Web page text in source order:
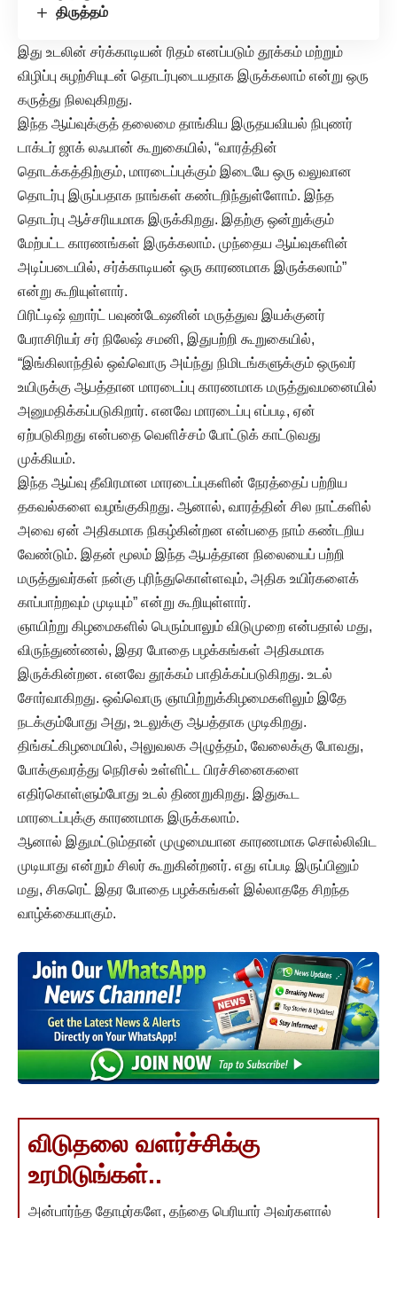
திருத்தம்
இது உடலின் சர்க்காடியன் ரிதம் எனப்படும் தூக்கம் மற்றும்
விழிப்பு சுழற்சியுடன் தொடர்புடையதாக இருக்கலாம் என்று ஒரு
கருத்து நிலவுகிறது.
இந்த ஆய்வுக்குத் தலைமை தாங்கிய இருதயவியல் நிபுணர்
டாக்டர் ஜாக் லஃபான் கூறுகையில், “வாரத்தின்
தொடக்கத்திற்கும், மாரடைப்புக்கும் இடையே ஒரு வலுவான
தொடர்பு இருப்பதாக நாங்கள் கண்டறிந்துள்ளோம். இந்த
தொடர்பு ஆச்சரியமாக இருக்கிறது. இதற்கு ஒன்றுக்கும்
மேற்பட்ட காரணங்கள் இருக்கலாம். முந்தைய ஆய்வுகளின்
அடிப்படையில், சர்க்காடியன் ஒரு காரணமாக இருக்கலாம்”
என்று கூறியுள்ளார்.
பிரிட்டிஷ் ஹார்ட் பவுண்டேஷனின் மருத்துவ இயக்குனர்
பேராசிரியர் சர் நிலேஷ் சமனி, இதுபற்றி கூறுகையில்,
“இங்கிலாந்தில் ஒவ்வொரு அய்ந்து நிமிடங்களுக்கும் ஒருவர்
உயிருக்கு ஆபத்தான மாரடைப்பு காரணமாக மருத்துவமனையில்
அனுமதிக்கப்படுகிறார். எனவே மாரடைப்பு எப்படி, ஏன்
ஏற்படுகிறது என்பதை வெளிச்சம் போட்டுக் காட்டுவது
முக்கியம்.
இந்த ஆய்வு தீவிரமான மாரடைப்புகளின் நேரத்தைப் பற்றிய
தகவல்களை வழங்குகிறது. ஆனால், வாரத்தின் சில நாட்களில்
அவை ஏன் அதிகமாக நிகழ்கின்றன என்பதை நாம் கண்டறிய
வேண்டும். இதன் மூலம் இந்த ஆபத்தான நிலையைப் பற்றி
மருத்துவர்கள் நன்கு புரிந்துகொள்ளவும், அதிக உயிர்களைக்
காப்பாற்றவும் முடியும்” என்று கூறியுள்ளார்.
ஞாயிற்று கிழமைகளில் பெரும்பாலும் விடுமுறை என்பதால் மது,
விருந்துண்ணல், இதர போதை பழக்கங்கள் அதிகமாக
இருக்கின்றன. எனவே தூக்கம் பாதிக்கப்படுகிறது. உடல்
சோர்வாகிறது. ஒவ்வொரு ஞாயிற்றுக்கிழமைகளிலும் இதே
நடக்கும்போது அது, உடலுக்கு ஆபத்தாக முடிகிறது.
திங்கட்கிழமையில், அலுவலக அழுத்தம், வேலைக்கு போவது,
போக்குவரத்து நெரிசல் உள்ளிட்ட பிரச்சினைகளை
எதிர்கொள்ளும்போது உடல் திணறுகிறது. இதுகூட
மாரடைப்புக்கு காரணமாக இருக்கலாம்.
ஆனால் இதுமட்டும்தான் முழுமையான காரணமாக சொல்லிவிட
முடியாது என்றும் சிலர் கூறுகின்றனர். எது எப்படி இருப்பினும்
மது, சிகரெட் இதர போதை பழக்கங்கள் இல்லாததே சிறந்த
வாழ்க்கையாகும்.
விடுதலை வளர்ச்சிக்கு
உரமிடுங்கள்..
அன்பார்ந்த தோழர்களே, தந்தை பெரியார் அவர்களால்